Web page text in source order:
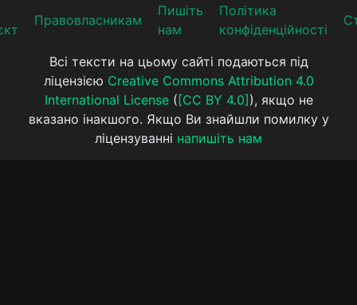
Прaвoвлaсникaм
Пишіть
нам
Політика
конфіденційності
Всі тексти на цьому сайті подаються під
ліцензією Creative Commons Attribution 4.0
International License( [CC BY 4.0] ), якщо не
вказано інакшого. Якщо Ви знайшли помилку у
ліцензуванні напишіть нам